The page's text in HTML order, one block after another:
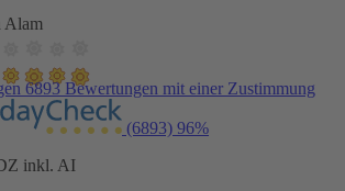
Alam
6893 Bewertungen mit einer Zustimmung
(6893) 96%
inkl. AI